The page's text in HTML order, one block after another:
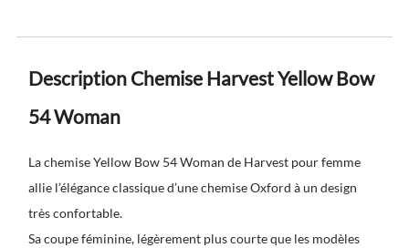
Description Chemise Harvest Yellow Bow
54 Woman
La chemise Yellow Bow 54 Woman de Harvest pour femme
allie l’élégance classique d’une chemise Oxford à un design
très confortable.
Sa coupe féminine, légèrement plus courte que les modèles